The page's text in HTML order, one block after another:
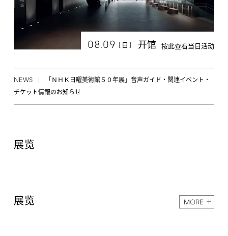
08.09 [ 日 ] 开馆 按此查看当日活动
NEWS
「ＮＨＫ日曜美術館５０年展」音声ガイド・関連イベント・
チケット情報のお知らせ
展览
展览 MORE